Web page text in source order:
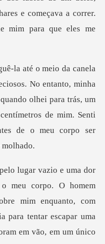
e começava a correr.
o, minha
olhei para trás, um
mim enquanto, com
para tentar escapar uma